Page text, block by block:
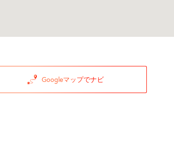
Googleマップでナビ